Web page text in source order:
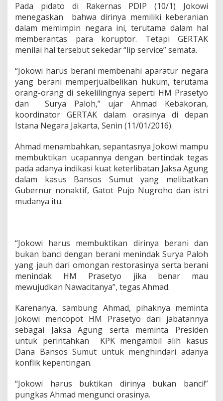
i
B
a
n
i
Pada pidato di Rakernas PDIP (10/1) Jokowi
menegaskan bahwa dirinya memiliki keberanian
dalam memimpin negara ini, terutama dalam hal
memberantas para koruptor. Tetapi GERTAK
menilai hal tersebut sekedar “lip service” semata.
“Jokowi harus berani membenahi aparatur negara
yang berani memperjualbelikan hukum, terutama
orang-orang di sekelilingnya seperti HM Prasetyo
dan Surya Paloh,” ujar Ahmad Kebakoran,
koordinator GERTAK dalam orasinya di depan
Istana Negara Jakarta, Senin (11/01/2016).
Ahmad menambahkan, sepantasnya Jokowi mampu
membuktikan ucapannya dengan bertindak tegas
pada adanya indikasi kuat keterlibatan Jaksa Agung
dalam kasus Bansos Sumut yang melibatkan
Gubernur nonaktif, Gatot Pujo Nugroho dan istri
mudanya itu.
“Jokowi harus membuktikan dirinya berani dan
bukan banci dengan berani menindak Surya Paloh
yang jauh dari omongan restorasinya serta berani
menindak HM Prasetyo jika benar mau
mewujudkan Nawacitanya”, tegas Ahmad.
Karenanya, sambung Ahmad, pihaknya meminta
Jokowi mencopot HM Prasetyo dari jabatannya
sebagai Jaksa Agung serta meminta Presiden
untuk perintahkan KPK mengambil alih kasus
Dana Bansos Sumut untuk menghindari adanya
konflik kepentingan.
“Jokowi harus buktikan dirinya bukan banci!”
pungkas Ahmad mengunci orasinya.